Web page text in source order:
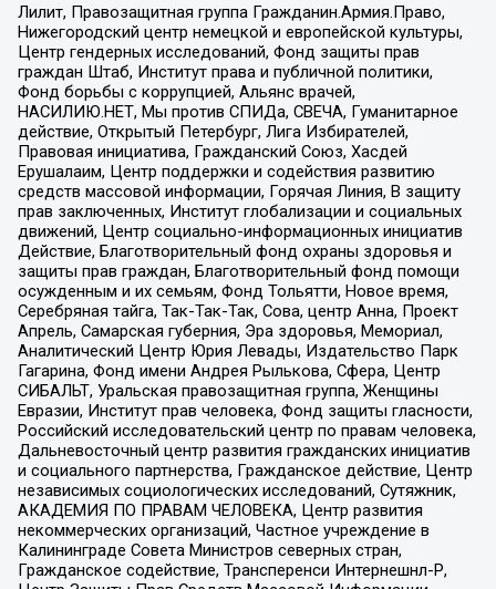
Лилит, Правозащитная группа Гражданин.Армия.Право,
Нижегородский центр немецкой и европейской культуры,
Центр гендерных исследований, Фонд защиты прав
граждан Штаб, Институт права и публичной политики,
Фонд борьбы с коррупцией, Альянс врачей,
НАСИЛИЮ.НЕТ, Мы против СПИДа, СВЕЧА, Гуманитарное
действие, Открытый Петербург, Лига Избирателей,
Правовая инициатива, Гражданский Союз, Хасдей
Ерушалаим, Центр поддержки и содействия развитию
средств массовой информации, Горячая Линия, В защиту
прав заключенных, Институт глобализации и социальных
движений, Центр социально-информационных инициатив
Действие, Благотворительный фонд охраны здоровья и
защиты прав граждан, Благотворительный фонд помощи
осужденным и их семьям, Фонд Тольятти, Новое время,
Серебряная тайга, Так-Так-Так, Сова, центр Анна, Проект
Апрель, Самарская губерния, Эра здоровья, Мемориал,
Аналитический Центр Юрия Левады, Издательство Парк
Гагарина, Фонд имени Андрея Рылькова, Сфера, Центр
СИБАЛЬТ, Уральская правозащитная группа, Женщины
Евразии, Институт прав человека, Фонд защиты гласности,
Российский исследовательский центр по правам человека,
Дальневосточный центр развития гражданских инициатив
и социального партнерства, Гражданское действие, Центр
независимых социологических исследований, Сутяжник,
АКАДЕМИЯ ПО ПРАВАМ ЧЕЛОВЕКА, Центр развития
некоммерческих организаций, Частное учреждение в
Калининграде Совета Министров северных стран,
Гражданское содействие, Трансперенси Интернешнл-Р,